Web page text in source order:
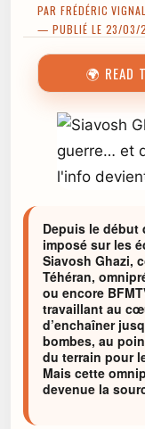
PAR FRÉDÉRIC
— PUBLIÉ LE 23/03/
🌍 READ
Depuis le début
imposé sur les
Siavosh Ghazi,
Téhéran,
ou encore
travaillant au
d’enchaîner
bombes, au
du terrain pour
Mais cette
devenue la